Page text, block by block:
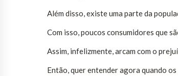
Além disso, existe uma parte da
Com isso, poucos consumidores que
Assim, infelizmente, arcam com o
Então, quer entender agora quando